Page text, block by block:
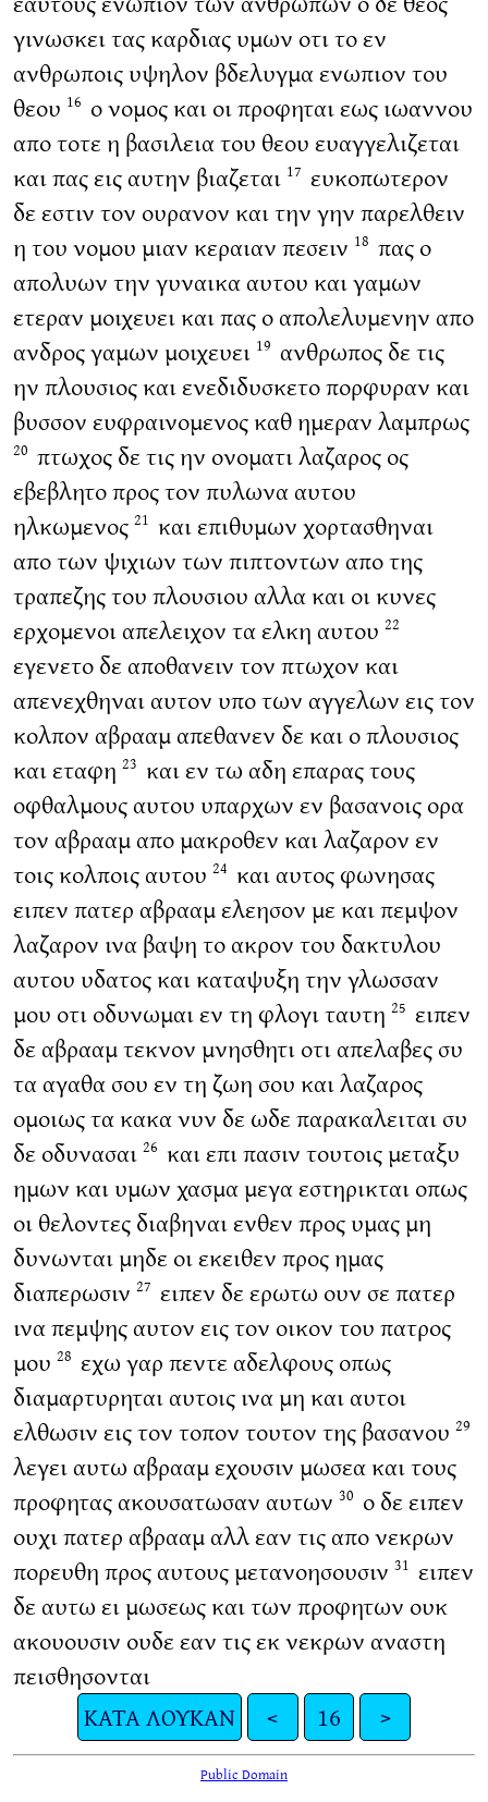
γινωσκει τας καρδιας υμων οτι το εν
ανθρωποις υψηλον βδελυγμα ενωπιον του
θεου 16 ο νομος και οι προφηται εως ιωαννου
απο τοτε η βασιλεια του θεου ευαγγελιζεται
και πας εις αυτην βιαζεται 17 ευκοπωτερον
δε εστιν τον ουρανον και την γην παρελθειν
η του νομου μιαν κεραιαν πεσειν 18 πας ο
απολυων την γυναικα αυτου και γαμων
ετεραν μοιχευει και πας ο απολελυμενην απο
ανδρος γαμων μοιχευει 19 ανθρωπος δε τις
ην πλουσιος και ενεδιδυσκετο πορφυραν και
βυσσον ευφραινομενος καθ ημεραν λαμπρως
20 πτωχος δε τις ην ονοματι λαζαρος ος
εβεβλητο προς τον πυλωνα αυτου
ηλκωμενος 21 και επιθυμων χορτασθηναι
απο των ψιχιων των πιπτοντων απο της
τραπεζης του πλουσιου αλλα και οι κυνες
ερχομενοι απελειχον τα ελκη αυτου 22
εγενετο δε αποθανειν τον πτωχον και
απενεχθηναι αυτον υπο των αγγελων εις τον
κολπον αβρααμ απεθανεν δε και ο πλουσιος
και εταφη 23 και εν τω αδη επαρας τους
οφθαλμους αυτου υπαρχων εν βασανοις ορα
τον αβρααμ απο μακροθεν και λαζαρον εν
τοις κολποις αυτου 24 και αυτος φωνησας
ειπεν πατερ αβρααμ ελεησον με και πεμψον
λαζαρον ινα βαψη το ακρον του δακτυλου
αυτου υδατος και καταψυξη την γλωσσαν
μου οτι οδυνωμαι εν τη φλογι ταυτη 25 ειπεν
δε αβρααμ τεκνον μνησθητι οτι απελαβες συ
τα αγαθα σου εν τη ζωη σου και λαζαρος
ομοιως τα κακα νυν δε ωδε παρακαλειται συ
δε οδυνασαι 26 και επι πασιν τουτοις μεταξυ
ημων και υμων χασμα μεγα εστηρικται οπως
οι θελοντες διαβηναι ενθεν προς υμας μη
δυνωνται μηδε οι εκειθεν προς ημας
διαπερωσιν 27 ειπεν δε ερωτω ουν σε πατερ
ινα πεμψης αυτον εις τον οικον του πατρος
μου 28 εχω γαρ πεντε αδελφους οπως
διαμαρτυρηται αυτοις ινα μη και αυτοι
ελθωσιν εις τον τοπον τουτον της βασανου 29
λεγει αυτω αβρααμ εχουσιν μωσεα και τους
προφητας ακουσατωσαν αυτων 30 ο δε ειπεν
ουχι πατερ αβρααμ αλλ εαν τις απο νεκρων
πορευθη προς αυτους μετανοησουσιν 31 ειπεν
δε αυτω ει μωσεως και των προφητων ουκ
ακουουσιν ουδε εαν τις εκ νεκρων αναστη
πεισθησονται
ΚΑΤΑ ΛΟΥΚΑΝ
< 16 >
Public Domain